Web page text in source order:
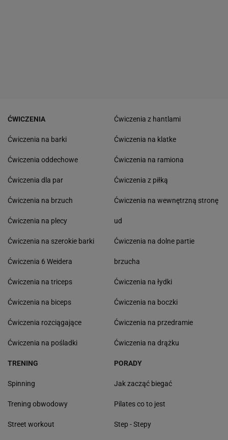
ĆWICZENIA
Ćwiczenia na barki
Ćwiczenia oddechowe
Ćwiczenia dla par
Ćwiczenia na brzuch
Ćwiczenia na plecy
Ćwiczenia na szerokie barki
Ćwiczenia 6 Weidera
Ćwiczenia na triceps
Ćwiczenia na biceps
Ćwiczenia rozciągające
Ćwiczenia na pośladki
Ćwiczenia z hantlami
Ćwiczenia na klatke
Ćwiczenia na ramiona
Ćwiczenia z piłką
Ćwiczenia na wewnętrzną stronę
ud
Ćwiczenia na dolne partie
brzucha
Ćwiczenia na łydki
Ćwiczenia na boczki
Ćwiczenia na przedramie
Ćwiczenia na drążku
TRENING
Spinning
Trening obwodowy
Street workout
PORADY
Jak zacząć biegać
Pilates co to jest
Step - Stepy